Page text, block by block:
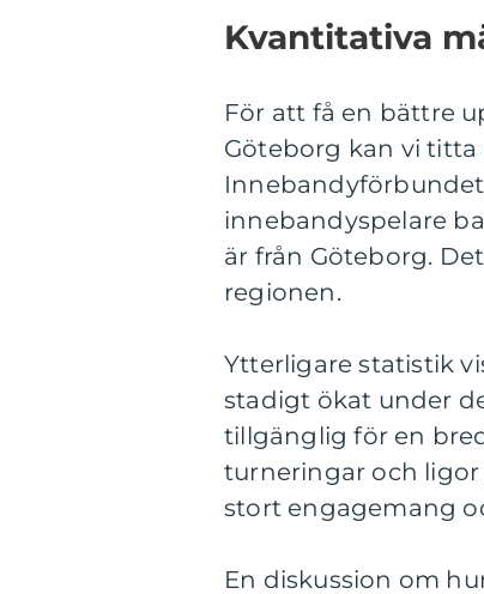
Kvantitativa
För att få en bättre
Göteborg kan vi
innebandyspelare
är från Göteborg.
regionen.
Ytterligare statistik
stadigt ökat under
tillgänglig för en
turneringar och ligor
stort engagemang
En diskussion om